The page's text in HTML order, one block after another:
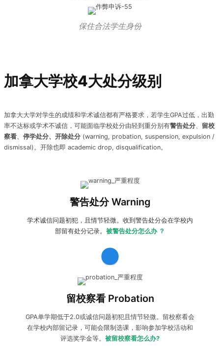
保住合法学生身份
加拿大学校4大处分级别
加拿大大学对学生的成绩和学术诚信都有严格要求，若学生GPA过低，出勤
率不达标或学术不诚信，可能面临学校处分由轻到重分别有警告处分
留校
察看
停学处分、开除处分 (warning, probation, suspension, expulsion /
dismissal)。开除也即 academic drop, disqualification。
警告处分 Warning
学术诚信问题初犯，且情节轻微。收到警告处分会在学校内
部留有处分记录。 被警告处分怎么办 ？
收到警告处分warning:
收到警告处分后，确认指控内容是否
属实，如有异议可以向学校提出 申诉
，如接受警告处分，学
生则需要根据指控内容进行改善。
留校察看 Probation
GPA单学期低于2.0或诚信问题初犯且情节轻微。留校察看会
在学校内部留记录，可能会限制选课，影响参加学校活动和
评选奖学金等。 被留校察看怎么办?
收到留校察看probation:
如有异议可以向学校提出申诉；如
接受处分，学生则需要根据指控内容 进行改善
厚仁护学星保驾护航，避免进一步的学术危机。